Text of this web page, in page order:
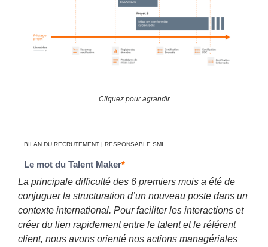
Cliquez pour agrandir
BILAN DU RECRUTEMENT | RESPONSABLE SMI
Le mot du Talent Maker*
La principale difficulté des 6 premiers mois a été de
conjuguer la structuration d’un nouveau poste dans un
contexte international. Pour faciliter les interactions et
créer du lien rapidement entre le talent et le référent
client, nous avons orienté nos actions managériales